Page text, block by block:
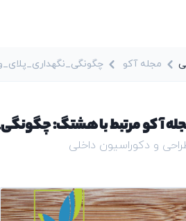
مجله آکو
آکو مرتبط با هشتگ:
و دکوراسیون داخلی